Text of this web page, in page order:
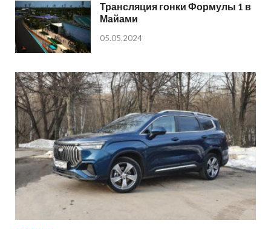
Трансляция гонки Формулы 1 в
Майами
05.05.2024